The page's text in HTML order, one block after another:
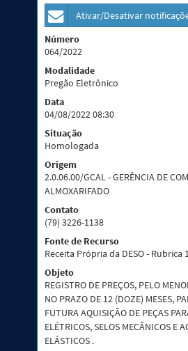
Número
064/2022
Modalidade
Pregão Eletrônico
Data
04/08/2022 08:30
Situação
Homologada
Origem
2.0.06.00/GCAL - GERÊNCIA DE
ALMOXARIFADO
Contato
(79) 3226-1138
Fonte de Recurso
Receita Própria da DESO - Rubrica
Objeto
REGISTRO DE PREÇOS, PELO
NO PRAZO DE 12 (DOZE) MESES,
FUTURA AQUISIÇÃO DE PEÇAS
ELÉTRICOS, SELOS MECÂNICOS E
ELÁSTICOS .